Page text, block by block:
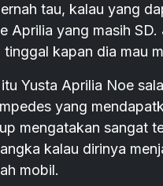
tau, kalau yang
Aprilia yang masih SD.
tinggal kapan dia mau
Yusta Aprilia Noe
yang
mengatakan sangat
kalau dirinya
mobil.